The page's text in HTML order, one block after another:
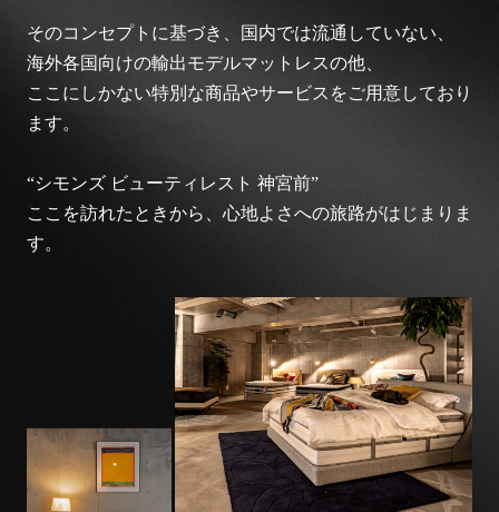
そのコンセプトに基づき、国内では流通していない、
海外各国向けの輸出モデルマットレスの他、
ここにしかない特別な商品やサービスをご用意しており
ます。
“シモンズ ビューティレスト 神宮前”
ここを訪れたときから、心地よさへの旅路がはじまりま
す。